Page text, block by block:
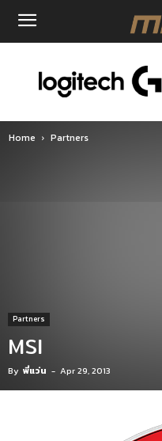
Home Partners
Partners
MSI
By พี่แว่น - Apr 29, 2013